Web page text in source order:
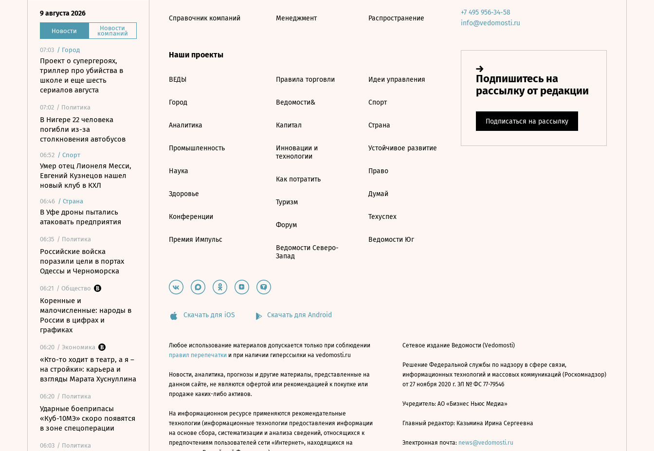
9 августа 2026
Новости Новости
компаний
07:03 / Город
Проект о супергероях,
триллер про убийства в
школе и еще шесть
сериалов августа
07:02 / Политика
В Нигере 22 человека
погибли из-за
столкновения автобусов
06:52 / Спорт
Умер отец Лионеля Месси,
Евгений Кузнецов нашел
новый клуб в КХЛ
06:46 / Страна
В Уфе дроны пытались
атаковать предприятия
06:35 / Политика
Российские войска
поразили цели в портах
Одессы и Черноморска
06:21 / Общество
Коренные и
малочисленные: народы в
России в цифрах и
графиках
06:20 / Экономика
«Кто-то ходит в театр, а я –
на стройки»: карьера и
взгляды Марата Хуснуллина
06:20 / Политика
Ударные боеприпасы
«Куб-10МЭ» скоро появятся
в зоне спецоперации
06:03 / Политика
Справочник компаний Менеджмент Распространение
Наши проекты
ВЕДЫ
Город
Аналитика
Промышленность
Наука
Здоровье
Конференции
Премия Импульс
Правила торговли
Ведомости&
Капитал
Инновации и
технологии
Как потратить
Туризм
Форум
Ведомости Северо-
Запад
Идеи управления
Спорт
Страна
Устойчивое развитие
Право
Думай
Техуспех
Ведомости Юг
+7 495 956-34-58
info@vedomosti.ru
Скачать для iOS Скачать для Android
Любое использование материалов допускается только при соблюдении
правил перепечатки и при наличии гиперссылки на vedomosti.ru
Новости, аналитика, прогнозы и другие материалы, представленные на
данном сайте, не являются офертой или рекомендацией к покупке или
продаже каких-либо активов.
На информационном ресурсе применяются рекомендательные
технологии (информационные технологии предоставления информации
на основе сбора, систематизации и анализа сведений, относящихся к
предпочтениям пользователей сети «Интернет», находящихся на
Сетевое издание Ведомости (Vedomosti)
Решение Федеральной службы по надзору в сфере связи,
информационных технологий и массовых коммуникаций (Роскомнадзор)
от 27 ноября 2020 г. ЭЛ № ФС 77-79546
Учредитель: АО «Бизнес Ньюс Медиа»
Главный редактор: Казьмина Ирина Сергеевна
Электронная почта: news@vedomosti.ru